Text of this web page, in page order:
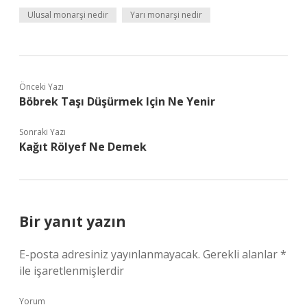
Ulusal monarşi nedir Yarı monarşi nedir
Önceki Yazı
Böbrek Taşı Düşürmek Için Ne Yenir
Sonraki Yazı
Kağıt Rölyef Ne Demek
Bir yanıt yazın
E-posta adresiniz yayınlanmayacak. Gerekli alanlar*
ile işaretlenmişlerdir
Yorum